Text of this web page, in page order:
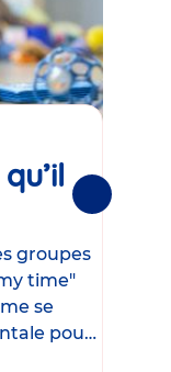
groupes
time"
se
pour
Suivantes